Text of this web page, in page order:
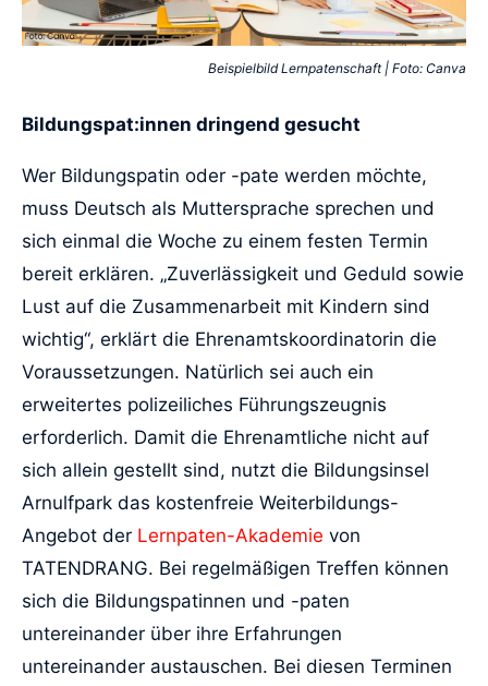
Beispielbild Lernpatenschaft | Foto: Canva
Bildungspat:innen dringend gesucht
Wer Bildungspatin oder -pate werden möchte,
muss Deutsch als Muttersprache sprechen und
sich einmal die Woche zu einem festen Termin
bereit erklären. „Zuverlässigkeit und Geduld sowie
Lust auf die Zusammenarbeit mit Kindern sind
wichtig“, erklärt die Ehrenamtskoordinatorin die
Voraussetzungen. Natürlich sei auch ein
erweitertes polizeiliches Führungszeugnis
erforderlich. Damit die Ehrenamtliche nicht auf
sich allein gestellt sind, nutzt die Bildungsinsel
Arnulfpark das kostenfreie Weiterbildungs-
Angebot der Lernpaten-Akademie von
TATENDRANG. Bei regelmäßigen Treffen können
sich die Bildungspatinnen und -paten
untereinander über ihre Erfahrungen
untereinander austauschen. Bei diesen Terminen